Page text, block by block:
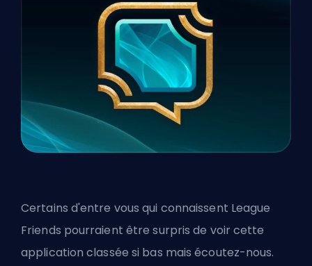
Certains d'entre vous qui connaissent League
Friends pourraient être surpris de voir cette
application classée si bas mais écoutez-nous.